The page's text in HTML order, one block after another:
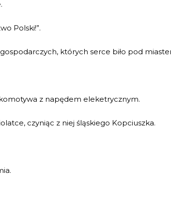
Polski!”.
których serce biło pod
z napędem eleketrycznym.
czyniąc z niej śląskiego Kopciuszka.